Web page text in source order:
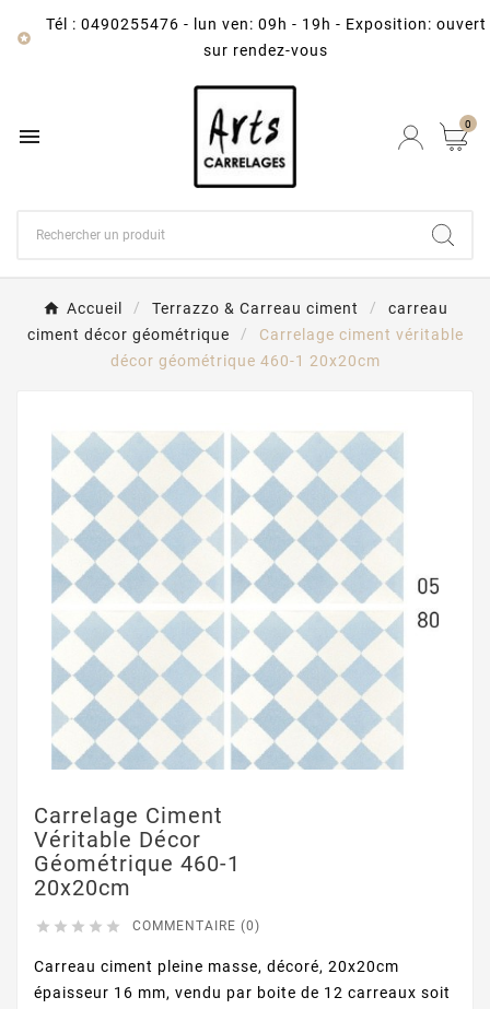

Tél : 0490255476 -
lun ven: 09h - 19h - Exposition: ouvert
sur rendez-vous
 0
Accueil Terrazzo & Carreau ciment
carreau
ciment décor géométrique
Carrelage ciment véritable
décor géométrique 460-1 20x20cm
Carrelage Ciment
Véritable Décor
Géométrique 460-1
20x20cm
     COMMENTAIRE (0)
Carreau ciment pleine masse, décoré, 20x20cm
épaisseur 16 mm, vendu par boite de 12 carreaux soit